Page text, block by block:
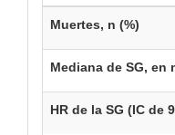
Muertes, n (%)
Mediana de SG, en
HR de la SG (IC de